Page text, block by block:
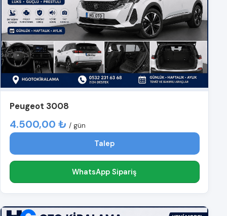
Peugeot 3008
4.500,00 ₺ / gün
Talep
WhatsApp Sipariş